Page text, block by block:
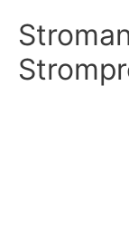
Inhalt
springen